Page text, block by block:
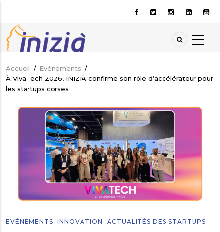
contenu
principal
Fil
d'Ariane
Accueil / Evénements /
À VivaTech 2026, INIZIÀ confirme son rôle d’accélérateur pour
les startups corses
EVÉNEMENTS INNOVATION ACTUALITÉS DES STARTUPS